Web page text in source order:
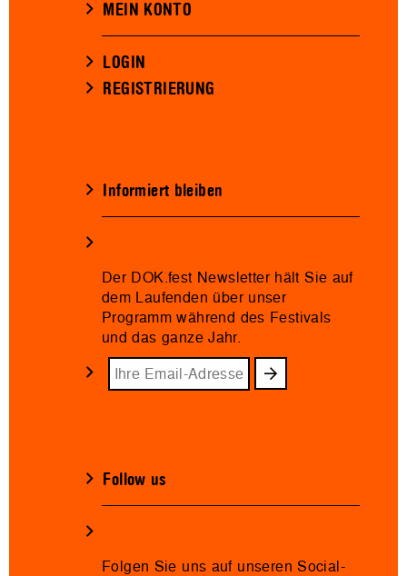
MEIN KONTO
LOGIN
REGISTRIERUNG
Informiert bleiben
Der DOK.fest Newsletter hält Sie auf
dem Laufenden über unser
Programm während des Festivals
und das ganze Jahr.
Follow us
Folgen Sie uns auf unseren Social-